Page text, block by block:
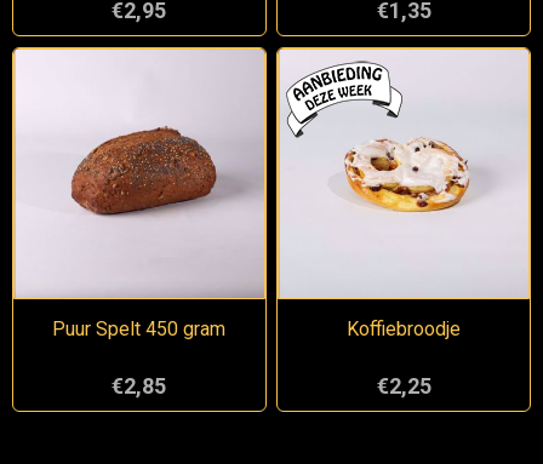
€2,95 €1,35
Puur Spelt 450 gram
€2,85
Koffiebroodje
€2,25